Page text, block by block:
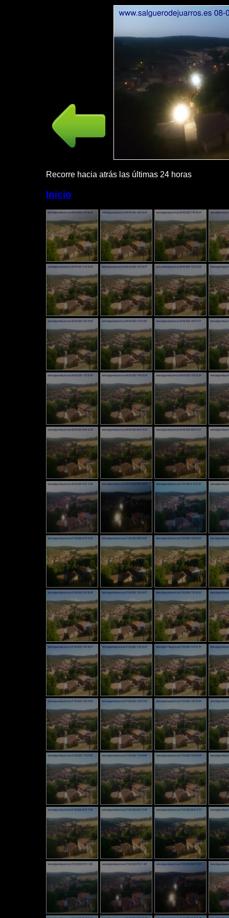
Recorre hacia atrás las últimas 24 horas
Inicio